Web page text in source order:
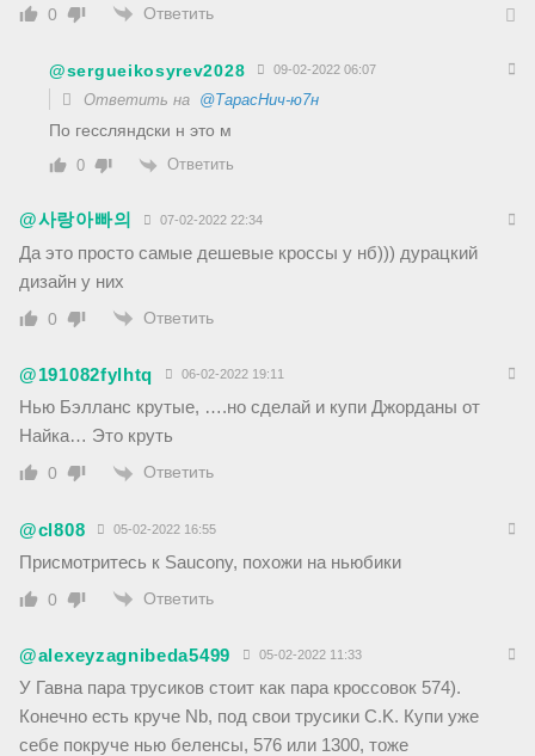
0 Ответить
@sergueikosyrev2028 09-02-2022 06:07
Ответить на @ТарасНич-ю7н
По гессляндски н это м
0 Ответить
@사랑아빠의 07-02-2022 22:34
Да это просто самые дешевые кроссы у нб))) дурацкий
дизайн у них
0 Ответить
@191082fylhtq 06-02-2022 19:11
Нью Бэлланс крутые, ….но сделай и купи Джорданы от
Найка… Это круть
0 Ответить
@cl808 05-02-2022 16:55
Присмотритесь к Saucony, похожи на ньюбики
0 Ответить
@alexeyzagnibeda5499 05-02-2022 11:33
У Гавна пара трусиков стоит как пара кроссовок 574).
Конечно есть круче Nb, под свои трусики C.K. Купи уже
себе покруче нью беленсы, 576 или 1300, тоже